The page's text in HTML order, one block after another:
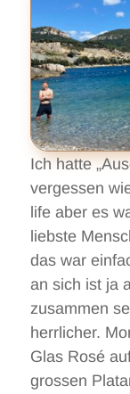
Ich hatte
vergessen
life aber es
liebste
das war
an sich ist ja
zusammen
herrlicher.
Glas Rosé
grossen